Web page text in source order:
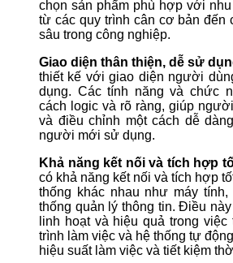
chọn sản phẩm phù hợp với
từ các quy trình cân cơ bản đến
sâu trong công nghiệp.
Giao diện thân thiện, dễ sử
thiết kế với giao diện người
dụng. Các tính năng và chức
cách logic và rõ ràng, giúp
và điều chỉnh một cách dễ
người mới sử dụng.
Khả năng kết nối và tích hợp
có khả năng kết nối và tích hợp
thống khác nhau như máy
thống quản lý thông tin. Điều
linh hoạt và hiệu quả trong
trình làm việc và hệ thống tự
hiệu suất làm việc và tiết kiệm